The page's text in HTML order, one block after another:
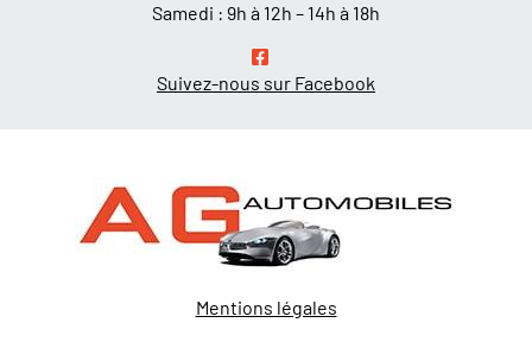
Samedi : 9h à 12h – 14h à 18h
Suivez-nous sur Facebook
Mentions légales